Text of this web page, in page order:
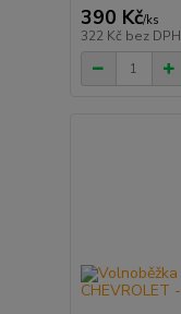
390 Kč/ks
322 Kč bez DPH